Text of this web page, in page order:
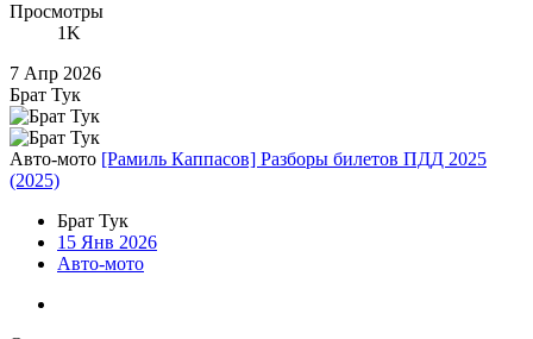
Просмотры
1K
7 Апр 2026
Брат Тук
Авто-мото [Рамиль Каппасов] Разборы билетов ПДД 2025
(2025)
Брат Тук
15 Янв 2026
Авто-мото